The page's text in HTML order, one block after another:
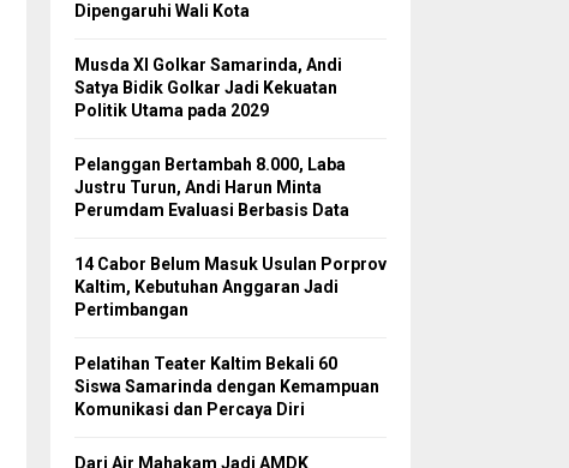
Dipengaruhi Wali Kota
Musda XI Golkar Samarinda, Andi
Satya Bidik Golkar Jadi Kekuatan
Politik Utama pada 2029
Pelanggan Bertambah 8.000, Laba
Justru Turun, Andi Harun Minta
Perumdam Evaluasi Berbasis Data
14 Cabor Belum Masuk Usulan Porprov
Kaltim, Kebutuhan Anggaran Jadi
Pertimbangan
Pelatihan Teater Kaltim Bekali 60
Siswa Samarinda dengan Kemampuan
Komunikasi dan Percaya Diri
Dari Air Mahakam Jadi AMDK